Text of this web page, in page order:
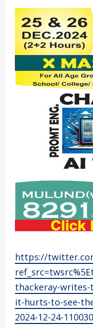
https://
thackeray-writes-
it-hurts-to-see-
2024-12-24-